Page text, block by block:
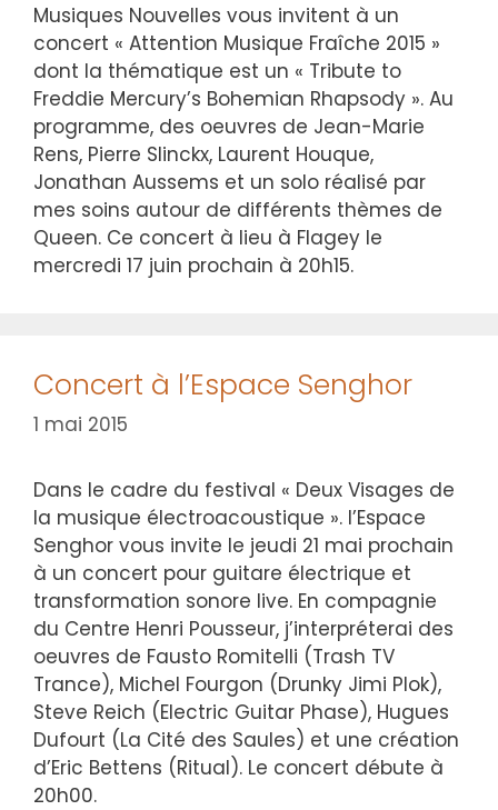
Musiques Nouvelles vous invitent à un
concert « Attention Musique Fraîche 2015 »
dont la thématique est un « Tribute to
Freddie Mercury’s Bohemian Rhapsody ». Au
programme, des oeuvres de Jean-Marie
Rens, Pierre Slinckx, Laurent Houque,
Jonathan Aussems et un solo réalisé par
mes soins autour de différents thèmes de
Queen. Ce concert à lieu à Flagey le
mercredi 17 juin prochain à 20h15.
Concert à l’Espace Senghor
1 mai 2015
Dans le cadre du festival « Deux Visages de
la musique électroacoustique ». l’Espace
Senghor vous invite le jeudi 21 mai prochain
à un concert pour guitare électrique et
transformation sonore live. En compagnie
du Centre Henri Pousseur, j’interpréterai des
oeuvres de Fausto Romitelli (Trash TV
Trance), Michel Fourgon (Drunky Jimi Plok),
Steve Reich (Electric Guitar Phase), Hugues
Dufourt (La Cité des Saules) et une création
d’Eric Bettens (Ritual). Le concert débute à
20h00.